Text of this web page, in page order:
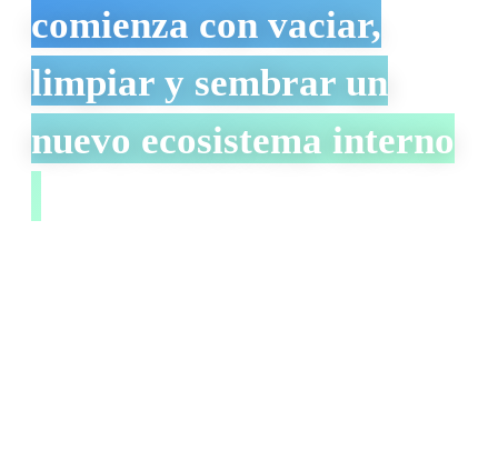
comienza con vaciar,
limpiar y sembrar un
nuevo ecosistema interno